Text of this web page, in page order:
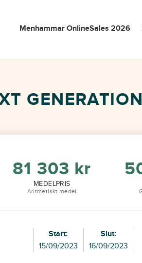
Menhammar OnlineSales 2026
81 303 kr
MEDELPRIS
Aritmetiskt medel
Start:
15/09/2023
Slut:
16/09/2023